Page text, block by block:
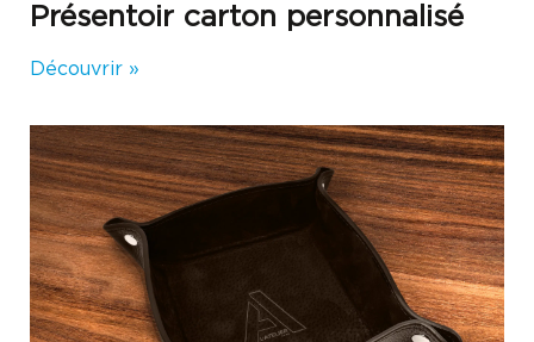
Présentoir carton personnalisé
Découvrir »